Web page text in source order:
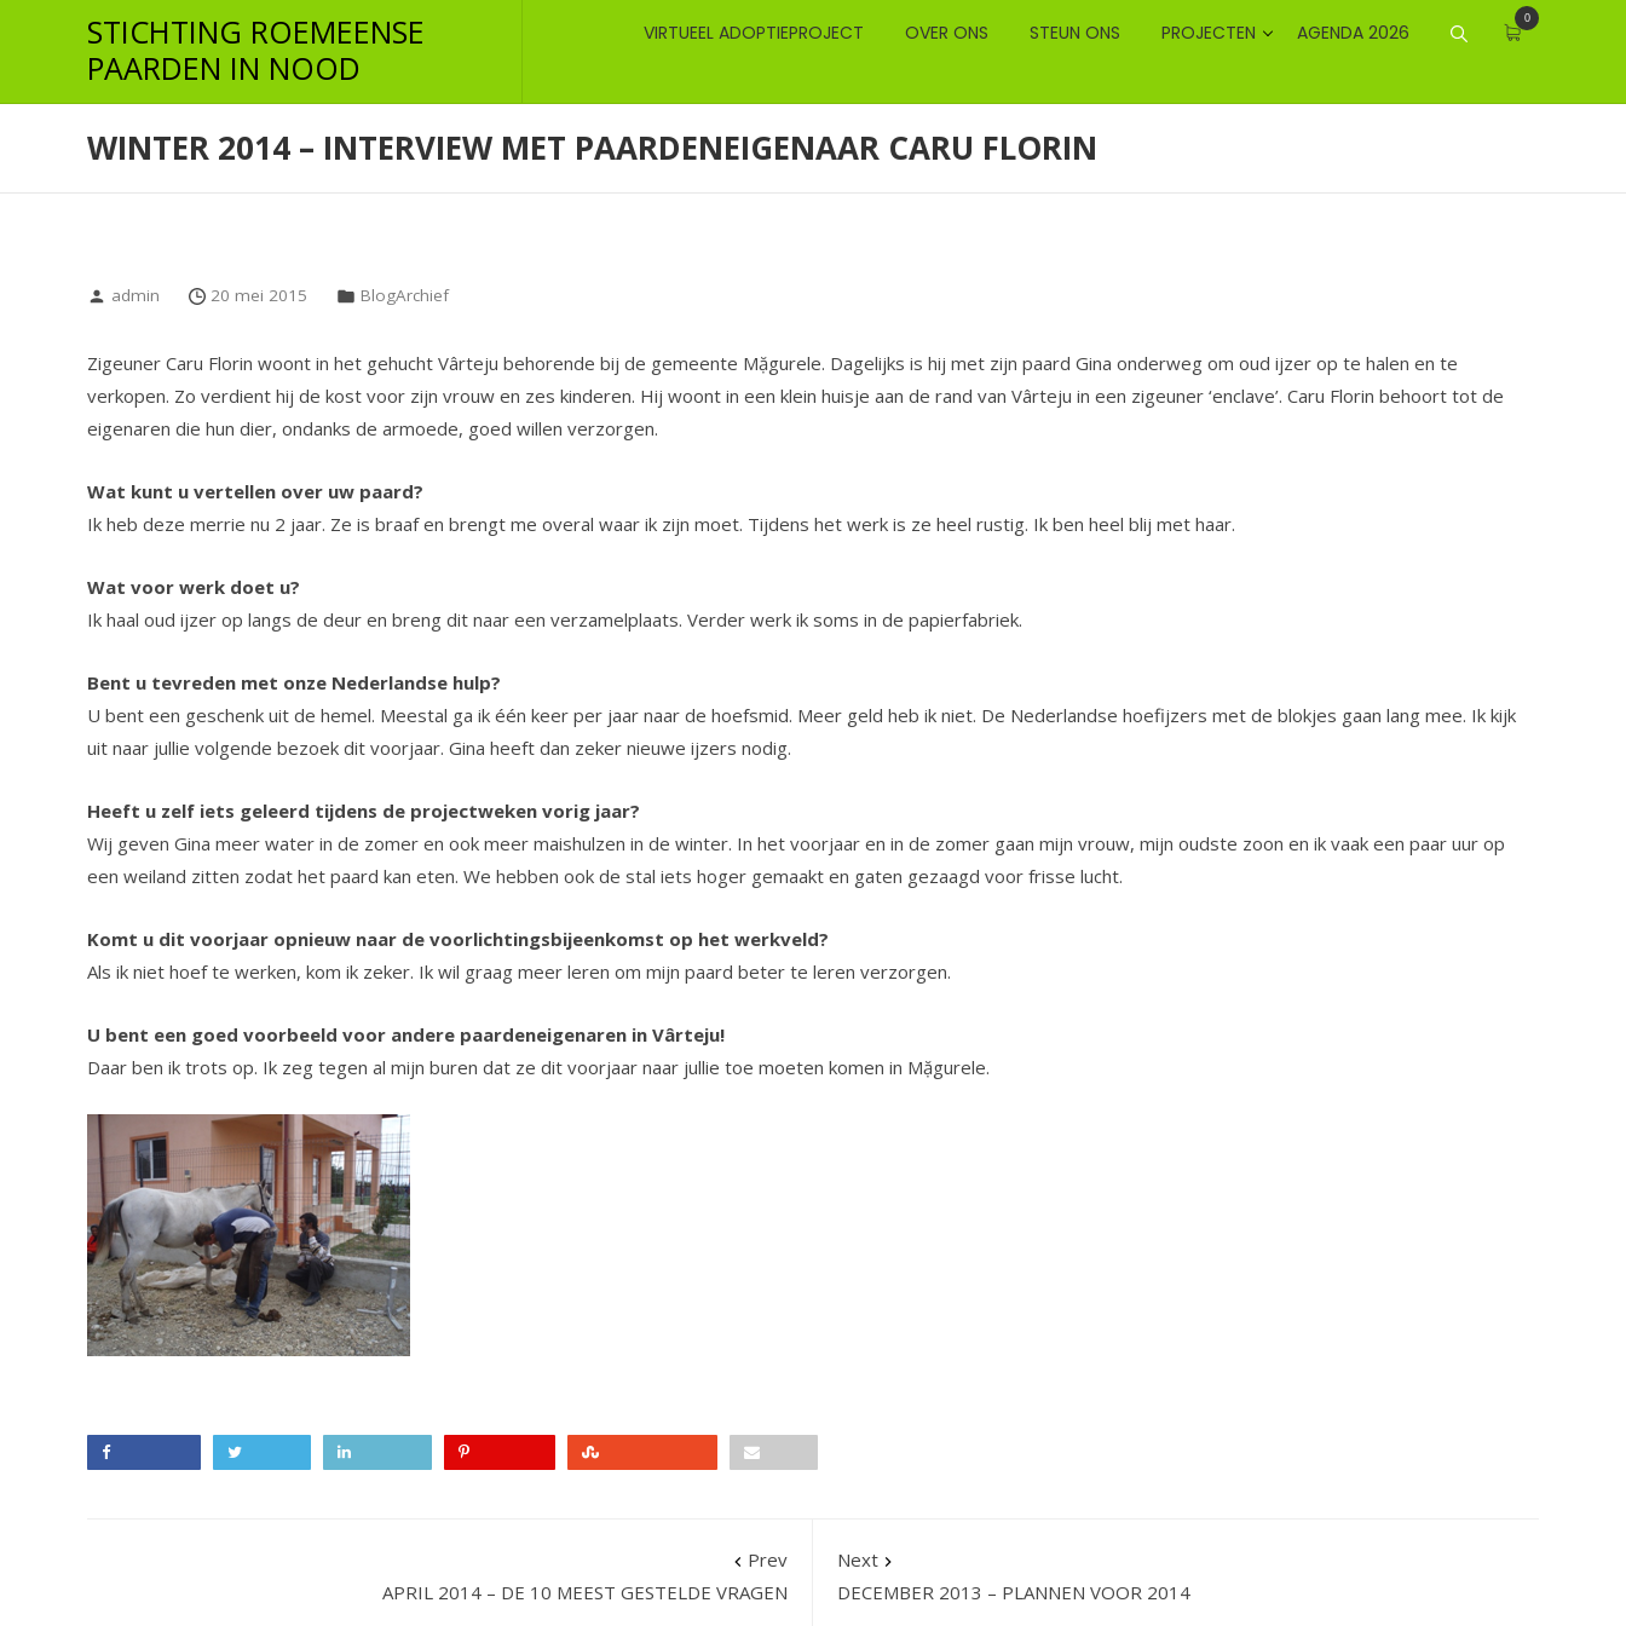
STICHTING ROEMEENSE
PAARDEN IN NOOD
VIRTUEEL ADOPTIEPROJECT OVER ONS STEUN ONS PROJECTEN AGENDA 2026
0
WINTER 2014 – INTERVIEW MET PAARDENEIGENAAR CARU FLORIN
admin 20 mei 2015 BlogArchief
Zigeuner Caru Florin woont in het gehucht Vârteju behorende bij de gemeente Mặgurele. Dagelijks is hij met zijn paard Gina onderweg om oud ijzer op te halen en te
verkopen. Zo verdient hij de kost voor zijn vrouw en zes kinderen. Hij woont in een klein huisje aan de rand van Vârteju in een zigeuner ‘enclave’. Caru Florin behoort tot de
eigenaren die hun dier, ondanks de armoede, goed willen verzorgen.
Wat kunt u vertellen over uw paard?
Ik heb deze merrie nu 2 jaar. Ze is braaf en brengt me overal waar ik zijn moet. Tijdens het werk is ze heel rustig. Ik ben heel blij met haar.
Wat voor werk doet u?
Ik haal oud ijzer op langs de deur en breng dit naar een verzamelplaats. Verder werk ik soms in de papierfabriek.
Bent u tevreden met onze Nederlandse hulp?
U bent een geschenk uit de hemel. Meestal ga ik één keer per jaar naar de hoefsmid. Meer geld heb ik niet. De Nederlandse hoefijzers met de blokjes gaan lang mee. Ik kijk
uit naar jullie volgende bezoek dit voorjaar. Gina heeft dan zeker nieuwe ijzers nodig.
Heeft u zelf iets geleerd tijdens de projectweken vorig jaar?
Wij geven Gina meer water in de zomer en ook meer maishulzen in de winter. In het voorjaar en in de zomer gaan mijn vrouw, mijn oudste zoon en ik vaak een paar uur op
een weiland zitten zodat het paard kan eten. We hebben ook de stal iets hoger gemaakt en gaten gezaagd voor frisse lucht.
Komt u dit voorjaar opnieuw naar de voorlichtingsbijeenkomst op het werkveld?
Als ik niet hoef te werken, kom ik zeker. Ik wil graag meer leren om mijn paard beter te leren verzorgen.
U bent een goed voorbeeld voor andere paardeneigenaren in Vârteju!
Daar ben ik trots op. Ik zeg tegen al mijn buren dat ze dit voorjaar naar jullie toe moeten komen in Mặgurele.
Prev
APRIL 2014 – DE 10 MEEST GESTELDE VRAGEN
Next
DECEMBER 2013 – PLANNEN VOOR 2014